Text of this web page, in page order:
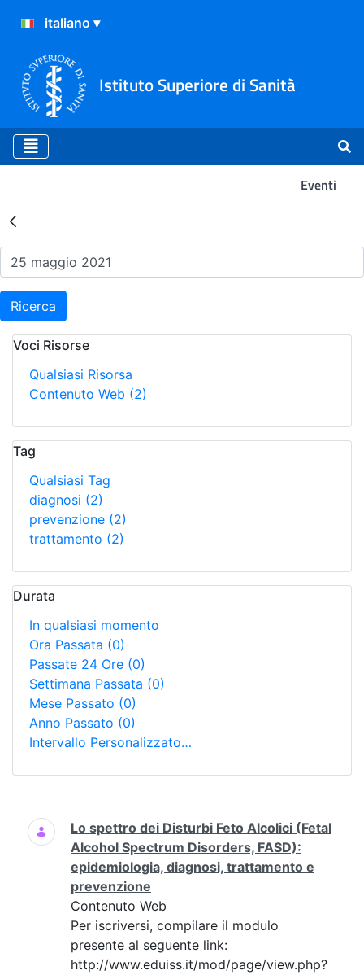
Istituto Superiore di Sanità
Eventi
Risultati della Ricerca -
Ricerca
Voci Risorse
Qualsiasi Risorsa
Contenuto Web (2)
Tag
Qualsiasi Tag
diagnosi (2)
prevenzione (2)
trattamento (2)
Durata
In qualsiasi momento
Ora Passata (0)
Passate 24 Ore (0)
Settimana Passata (0)
Mese Passato (0)
Anno Passato (0)
Intervallo Personalizzato…
Ricerca
Lo spettro dei Disturbi Feto Alcolici (Fetal
Alcohol Spectrum Disorders, FASD):
epidemiologia, diagnosi, trattamento e
prevenzione
Contenuto Web
Per iscriversi, compilare il modulo
presente al seguente link:
http://www.eduiss.it/mod/page/view.php?